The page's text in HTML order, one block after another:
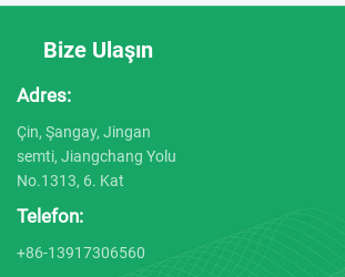
Bize Ulaşın
Adres:
Çin, Şangay, Jingan
semti, Jiangchang Yolu
No.1313, 6. Kat
Telefon:
+86-13917306560